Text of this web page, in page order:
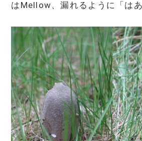
はMellow、漏れるように「は